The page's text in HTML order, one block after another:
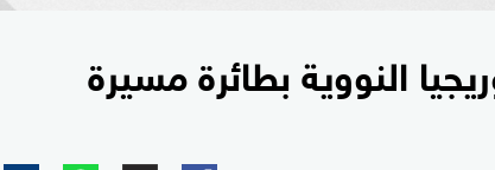
النووية بطائرة مسيرة